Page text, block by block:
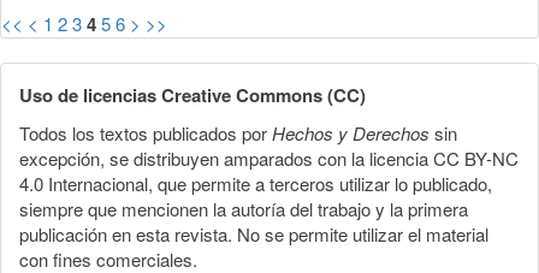
<< < 1 23456 > >>
Uso de licencias Creative Commons (CC)
Todos los textos publicados porHechos y Derechos sin
excepción, se distribuyen amparados con la licencia CC BY-NC
4.0 Internacional, que permite a terceros utilizar lo publicado,
siempre que mencionen la autoría del trabajo y la primera
publicación en esta revista. No se permite utilizar el material
con fines comerciales.